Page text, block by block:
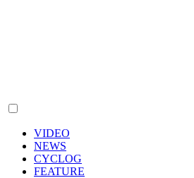
VIDEO
NEWS
CYCLOG
FEATURE